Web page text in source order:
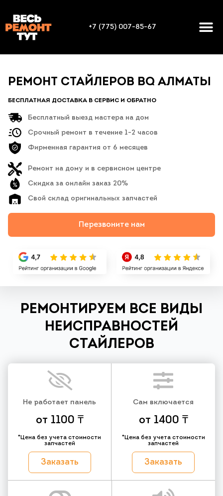
+7 (775) 007-85-67
РЕМОНТ СТАЙЛЕРОВ BQ АЛМАТЫ
БЕСПЛАТНАЯ ДОСТАВКА В СЕРВИС И ОБРАТНО
Бесплатный выезд мастера на дом
Срочный ремонт в течение 1-2 часов
Фирменная гарантия от 6 месяцев
Ремонт на дому и в сервисном центре
Скидка за онлайн заказ 20%
Свой склад оригинальных запчастей
Перезвоните нам
РЕМОНТИРУЕМ ВСЕ ВИДЫ
НЕИСПРАВНОСТЕЙ
СТАЙЛЕРОВ
Не работает панель
от 1100 ₸
*Цена без учета стоимости
запчастей
Заказать
Сам включается
от 1400 ₸
*Цена без учета стоимости
запчастей
Заказать